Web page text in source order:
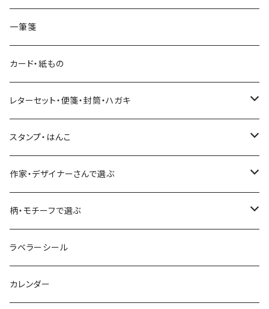
透明クリアテープ
柄・モチーフで選ぶ（マステ）
いちご・ストロベリー
フルーツ・野菜
ミモザ
マインドウェイブ
水縞
大枝活版室
星燈社
ミナペルホネン
BGM
ヨハク
マインドウェイブ
田村美紀
立体シール
HUTTE PAPER WORKS
表現社（作家もの）
星燈社
古川紙工
大枝活版室
ヨハク
HUTTE PAPER WORKS
古川紙工
表現社（作家もの）
ロール付箋
一筆箋
カード・紙もの
レターセット・便箋・封筒・ハガキ
古川紙工
表現社（作家もの）
スタンプ・はんこ
Hutte paper works
ヨハク
作家・デザイナーさんで選ぶ
ネクタイ
Hutte paper works
ヨハク
柄・モチーフで選ぶ
フルーツ
食べ物・フード・スイーツ
ラベラーシール
カレンダー